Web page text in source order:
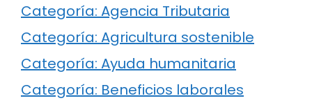
Categoría: Agencia Tributaria
Categoría: Agricultura sostenible
Categoría: Ayuda humanitaria
Categoría: Beneficios laborales